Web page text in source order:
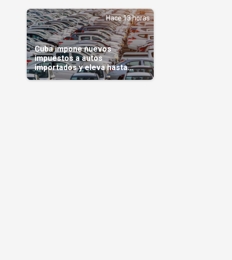
Hace 13 horas
Cuba impone nuevos
impuestos a autos
importados y eleva hasta
5.000 dólares el gravamen